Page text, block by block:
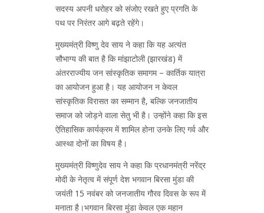
सदस्य अपनी धरोहर को संजोए रखते हुए प्रगति के
पथ पर निरंतर आगे बढ़ते रहेंगे।
मुख्यमंत्री विष्णु देव साय ने कहा कि यह अत्यंत
सौभाग्य की बात है कि मांझाटोली (झारखंड) में
अंतरराज्यीय जन सांस्कृतिक समागम – कार्तिक यात्रा
का आयोजन हुआ है। यह आयोजन न केवल
सांस्कृतिक विरासत का सम्मान है, बल्कि जनजातीय
समाज को जोड़ने वाला सेतु भी है। उन्होंने कहा कि इस
ऐतिहासिक कार्यक्रम में शामिल होना उनके लिए गर्व और
आस्था दोनों का विषय है।
मुख्यमंत्री विष्णुदेव साय ने कहा कि प्रधानमंत्री नरेंद्र
मोदी के नेतृत्व में संपूर्ण देश भगवान बिरसा मुंडा की
जयंती 15 नवंबर को जनजातीय गौरव दिवस के रूप में
मनाता है।भगवान बिरसा मुंडा केवल एक महान